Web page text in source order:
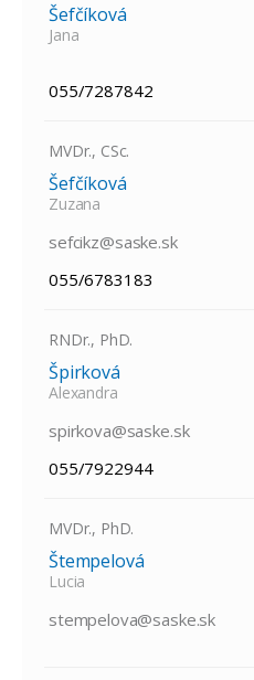
Šefčíková
Jana
055/7287842
MVDr., CSc.
Šefčíková
Zuzana
sefcikz@saske.sk
055/6783183
RNDr., PhD.
Špirková
Alexandra
spirkova@saske.sk
055/7922944
MVDr., PhD.
Štempelová
Lucia
stempelova@saske.sk